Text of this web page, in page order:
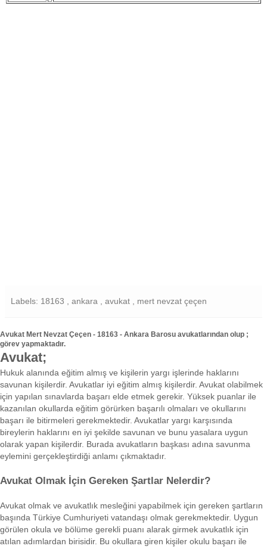
Labels: 18163 , ankara , avukat , mert nevzat çeçen
Avukat Mert Nevzat Çeçen - 18163 - Ankara Barosu avukatlarından olup ;
görev yapmaktadır.
Avukat;
Hukuk alanında eğitim almış ve kişilerin yargı işlerinde haklarını
savunan kişilerdir. Avukatlar iyi eğitim almış kişilerdir. Avukat olabilmek
için yapılan sınavlarda başarı elde etmek gerekir. Yüksek puanlar ile
kazanılan okullarda eğitim görürken başarılı olmaları ve okullarını
başarı ile bitirmeleri gerekmektedir. Avukatlar yargı karşısında
bireylerin haklarını en iyi şekilde savunan ve bunu yasalara uygun
olarak yapan kişilerdir. Burada avukatların başkası adına savunma
eylemini gerçekleştirdiği anlamı çıkmaktadır.
Avukat Olmak İçin Gereken Şartlar Nelerdir?
Avukat olmak ve avukatlık mesleğini yapabilmek için gereken şartların
başında Türkiye Cumhuriyeti vatandaşı olmak gerekmektedir. Uygun
görülen okula ve bölüme gerekli puanı alarak girmek avukatlık için
atılan adımlardan birisidir. Bu okullara giren kişiler okulu başarı ile